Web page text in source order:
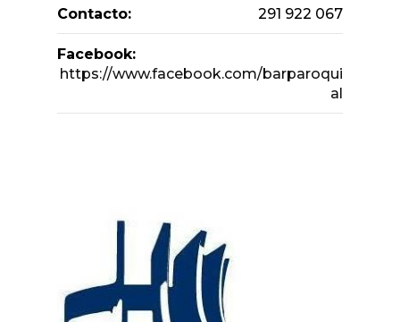
Contacto: 291 922 067
Facebook:
https://www.facebook.com/barparoqui
al